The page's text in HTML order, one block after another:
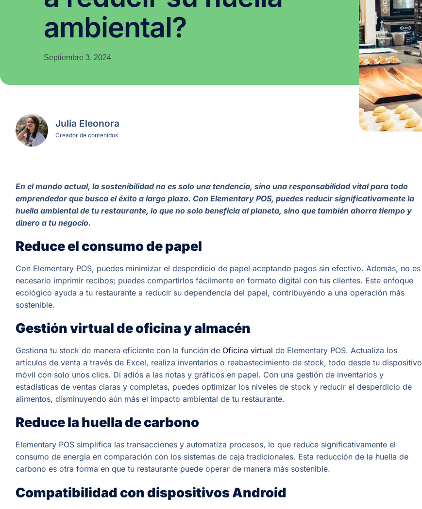
ambiental?
Septiembre 3, 2024
Julia Eleonora
Creador de contenidos
En el mundo actual, la sostenibilidad no es solo una tendencia, sino una responsabilidad vital para todo
emprendedor que busca el éxito a largo plazo. Con Elementary POS, puedes reducir significativamente la
huella ambiental de tu restaurante, lo que no solo beneficia al planeta, sino que también ahorra tiempo y
dinero a tu negocio.
Reduce el consumo de papel
Con Elementary POS, puedes minimizar el desperdicio de papel aceptando pagos sin efectivo. Además, no es
necesario imprimir recibos; puedes compartirlos fácilmente en formato digital con tus clientes. Este enfoque
ecológico ayuda a tu restaurante a reducir su dependencia del papel, contribuyendo a una operación más
sostenible.
Gestión virtual de oficina y almacén
Gestiona tu stock de manera eficiente con la función de Oficina virtual de Elementary POS. Actualiza los
artículos de venta a través de Excel, realiza inventarios o reabastecimiento de stock, todo desde tu dispositivo
móvil con solo unos clics. Di adiós a las notas y gráficos en papel. Con una gestión de inventarios y
estadísticas de ventas claras y completas, puedes optimizar los niveles de stock y reducir el desperdicio de
alimentos, disminuyendo aún más el impacto ambiental de tu restaurante.
Reduce la huella de carbono
Elementary POS simplifica las transacciones y automatiza procesos, lo que reduce significativamente el
consumo de energía en comparación con los sistemas de caja tradicionales. Esta reducción de la huella de
carbono es otra forma en que tu restaurante puede operar de manera más sostenible.
Compatibilidad con dispositivos Android